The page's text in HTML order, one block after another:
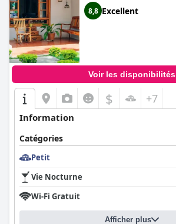
8,8 Excellent
Voir les disponibilités
$ +7
Information
Catégories
Petit
Vie Nocturne
Wi-Fi Gratuit
Afficher plus